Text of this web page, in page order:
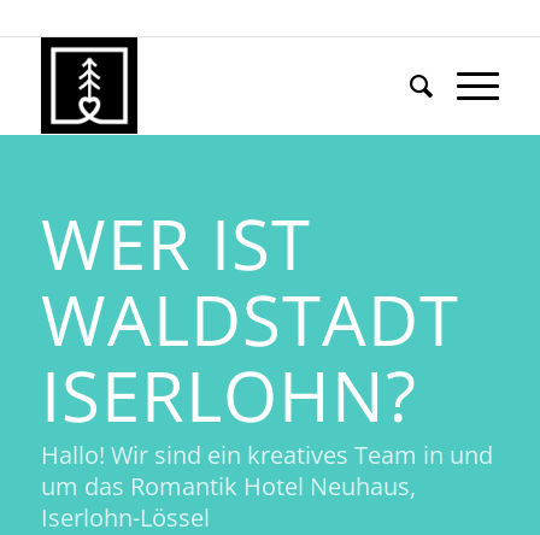
WER IST
WALDSTADT
ISERLOHN?
Hallo! Wir sind ein kreatives Team in und
um das Romantik Hotel Neuhaus,
Iserlohn-Lössel